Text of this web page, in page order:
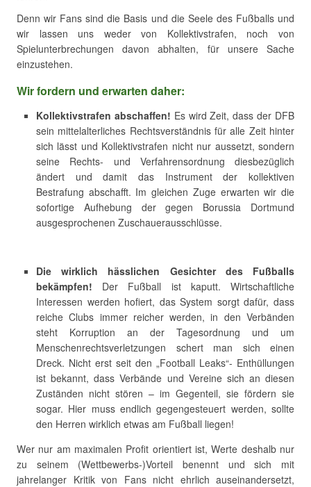
Denn wir Fans sind die Basis und die Seele des Fußballs und
wir lassen uns weder von Kollektivstrafen, noch von
Spielunterbrechungen davon abhalten, für unsere Sache
einzustehen.
Wir fordern und erwarten daher:
Kollektivstrafen abschaffen! Es wird Zeit, dass der DFB
sein mittelalterliches Rechtsverständnis für alle Zeit hinter
sich lässt und Kollektivstrafen nicht nur aussetzt, sondern
seine Rechts- und Verfahrensordnung diesbezüglich
ändert und damit das Instrument der kollektiven
Bestrafung abschafft. Im gleichen Zuge erwarten wir die
sofortige Aufhebung der gegen Borussia Dortmund
ausgesprochenen Zuschauerausschlüsse.
Die wirklich hässlichen Gesichter des Fußballs
bekämpfen! Der Fußball ist kaputt. Wirtschaftliche
Interessen werden hofiert, das System sorgt dafür, dass
reiche Clubs immer reicher werden, in den Verbänden
steht Korruption an der Tagesordnung und um
Menschenrechtsverletzungen schert man sich einen
Dreck. Nicht erst seit den „Football Leaks“- Enthüllungen
ist bekannt, dass Verbände und Vereine sich an diesen
Zuständen nicht stören – im Gegenteil, sie fördern sie
sogar. Hier muss endlich gegengesteuert werden, sollte
den Herren wirklich etwas am Fußball liegen!
Wer nur am maximalen Profit orientiert ist, Werte deshalb nur
zu seinem (Wettbewerbs-)Vorteil benennt und sich mit
jahrelanger Kritik von Fans nicht ehrlich auseinandersetzt,